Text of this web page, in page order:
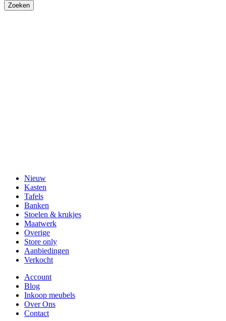
Nieuw
Kasten
Tafels
Banken
Stoelen & krukjes
Maatwerk
Overige
Store only
Aanbiedingen
Verkocht
Account
Blog
Inkoop meubels
Over Ons
Contact